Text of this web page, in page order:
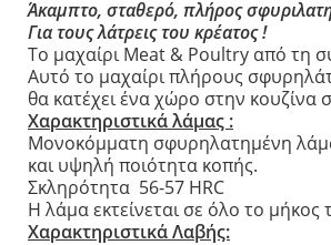
Άκαμπτο, σταθερό, πλήρος
Για τους λάτρεις του κρέατος !
Το μαχαίρι Meat & Poultry από τη
Αυτό το μαχαίρι πλήρους
θα κατέχει ένα χώρο στην κουζίνα
Χαρακτηριστικά λάμας :
Mονοκόμματη σφυρηλατημένη
και υψηλή ποιότητα κοπής.
Σκληρότητα 56-57 HRC
Η λάμα εκτείνεται σε όλο το
Χαρακτηριστικά Λαβής: